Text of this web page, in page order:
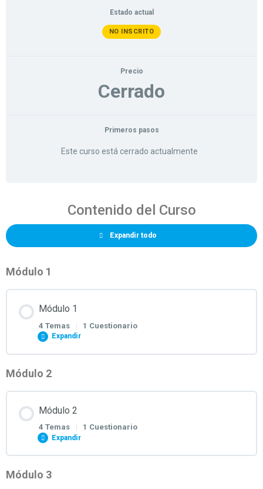
Estado actual
NO INSCRITO
Precio
Cerrado
Primeros pasos
Este curso está cerrado actualmente
Contenido del Curso
Expandir todo
Módulo 1
Módulo 1
4 Temas | 1 Cuestionario
Expandir
Contenido de la Lección
ACT. 1 ALGORITMOS Y PROGRAMACION
ACT. 2 ANALISIS Y DISEÑO DE SISTEMAS
Módulo 2
Módulo 2
4 Temas | 1 Cuestionario
Expandir
Contenido de la Lección
Módulo 3